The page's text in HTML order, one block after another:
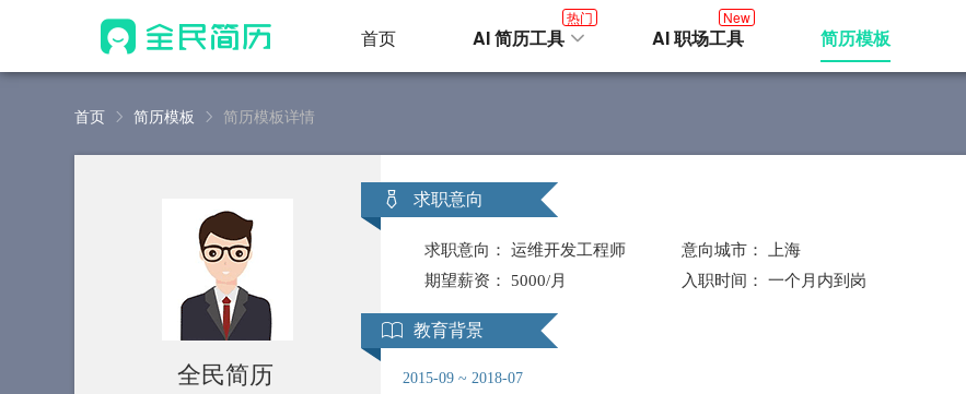
首页 AI 简历工具
热门
AI 职场工具
New
简历模板
首页 简历模板 简历模板详情
全民简历
求职意向
求职意向： 运维开发工程师 意向城市：
上海
期望薪资： 5000/月 入职时间： 一个月内到岗
教育背景
2015-09 ~ 2018-07